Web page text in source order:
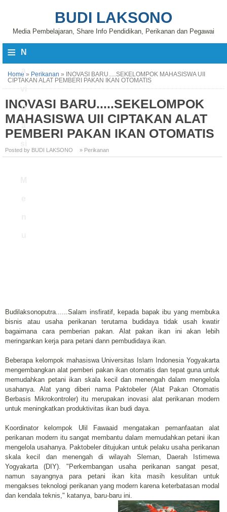
BUDI LAKSONO
Media Pembelajaran, Share Info Pendidikan, Perikanan dan Pegawai
≡ N
vi
g
a
Home » Perikanan »
INOVASI BARU.....SEKELOMPOK MAHASISWA UII
CIPTAKAN ALAT PEMBERI PAKAN IKAN OTOMATIS
INOVASI BARU.....SEKELOMPOK
MAHASISWA UII CIPTAKAN ALAT
PEMBERI PAKAN IKAN OTOMATIS
Posted by BUDI LAKSONO » Perikanan
Budilaksonoputra......Salam insfiratif, kepada bapak ibu yang membuka
bisnis atau usaha perikanan terutama budidaya tidak usah kwatir
bagaimana cara pemberian pakan. Alat pakan ikan ini akan lebih
meringankan kerja para petani dann pembudidaya ikan.
Beberapa kelompok mahasiswa Universitas Islam Indonesia Yogyakarta
mengembangkan alat pemberi pakan ikan otomatis dan tepat guna untuk
memudahkan petani ikan skala kecil dan menengah dalam mengelola
usahanya. Alat yang diberi nama Paktobeler (Alat Pakan Otomatis
Berbasis Mikrokontroler) itu merupakan inovasi alat perikanan modern
untuk meningkatkan produktivitas ikan budi daya.
Koordinator kelompok Ulil Fawaaid mengatakan pemanfaatan alat
perikanan modern itu sangat membantu dalam memudahkan petani ikan
mengelola usahanya. Paktobeler ditujukan untuk pelaku usaha perikanan
skala kecil dan menengah di wilayah Sleman, Daerah Istimewa
Yogyakarta (DIY). "Perkembangan usaha perikanan sangat pesat,
namun sayangnya para petani ikan kita masih kesulitan untuk
mengakses teknologi perikanan yang modern karena keterbatasan modal
dan kendala teknis," katanya, baru-baru ini.